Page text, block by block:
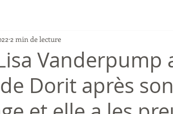
Vanderpump
Dorit après son
2 min de lecture